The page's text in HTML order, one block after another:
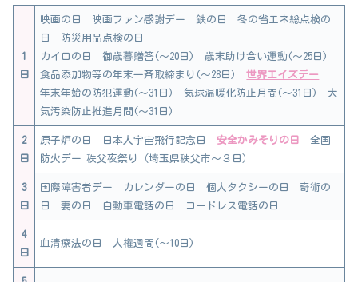
1
日
映画の日 映画ファン感謝デー 鉄の日 冬の省エネ総点検の
日 防災用品点検の日
カイロの日 御歳暮贈答(～20日) 歳末助け合い運動(～25日)
食品添加物等の年末一斉取締まり(～28日)世界エイズデー
年末年始の防犯運動(～31日) 気球温暖化防止月間(～31日) 大
気汚染防止推進月間(～31日)
2
日
原子炉の日 日本人宇宙飛行記念日 安全かみそりの日
全国
防火デー 秩父夜祭り（埼玉県秩父市～３日）
3
日
国際障害者デー カレンダーの日 個人タクシーの日 奇術の
日 妻の日 自動車電話の日 コードレス電話の日
4
日
血清療法の日 人権週間(～10日)